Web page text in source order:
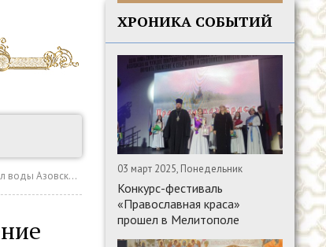
моря
ХРОНИКА СОБЫТИЙ
03 март 2025, Понедельник
Конкурс-фестиваль
«Православная краса»
прошел в Мелитополе